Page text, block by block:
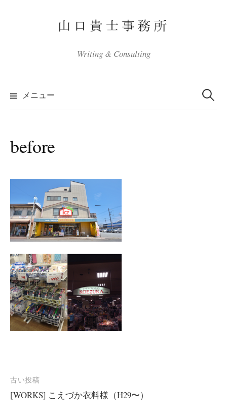
へ
ス
Writing & Consulting
メニュー
検
索:
before
投
稿
古い投稿
[WORKS] こえづか衣料様（H29〜）